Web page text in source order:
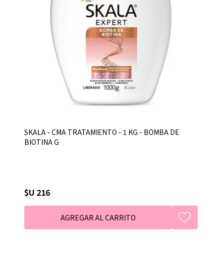
SKALA - CMA TRATAMIENTO - 1 KG - BOMBA DE
BIOTINA G
$U 216